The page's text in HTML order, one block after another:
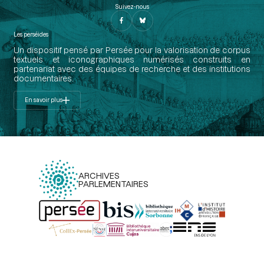
Suivez-nous
Les perséides
Un dispositif pensé par Persée pour la valorisation de corpus
textuels et iconographiques numérisés construits en
partenariat avec des équipes de recherche et des institutions
documentaires.
En savoir plus
ARCHIVES
PARLEMENTAIRES